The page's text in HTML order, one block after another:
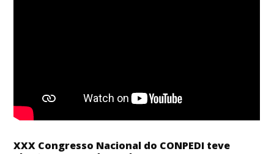
XXX Congresso Nacional do CONPEDI teve